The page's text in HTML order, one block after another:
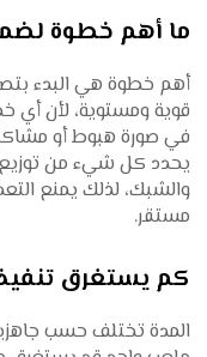
ما أهم خطوة
أهم خطوة هي البدء
قوية ومستوية، لأن أي
في صورة هبوط أو
يحدد كل شيء من توزيع
والشبك، لذلك يمنع
مستقر.
كم يستغرق
المدة تختلف حسب